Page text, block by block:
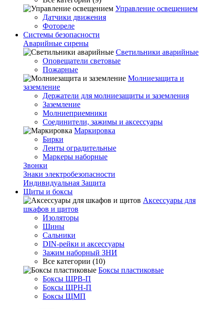
Управление освещением
Датчики движения
Фотореле
Системы безопасности
Аварийные сирены
Светильники аварийные
Оповещатели световые
Пожарные
Молниезащита и
заземление
Держатели для молниезащиты и заземления
Заземление
Молниеприемники
Соединители, зажимы и аксессуары
Маркировка
Бирки
Ленты оградительные
Маркеры наборные
Звонки
Знаки электробезопасности
Индивидуальная Защита
Щиты и боксы
Аксессуары для
шкафов и щитов
Изоляторы
Шины
Сальники
DIN-рейки и аксессуары
Зажим наборный ЗНИ
Все категории (10)
Боксы пластиковые
Боксы ЩРВ-П
Боксы ЩРН-П
Боксы ЩМП